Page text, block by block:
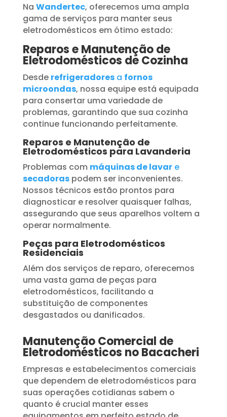
Na Wandertec, oferecemos uma ampla
gama de serviços para manter seus
eletrodomésticos em ótimo estado:
Reparos e Manutenção de
Eletrodomésticos de Cozinha
Desde refrigeradoresa fornos
microondas, nossa equipe está equipada
para consertar uma variedade de
problemas, garantindo que sua cozinha
continue funcionando perfeitamente.
Reparos e Manutenção de
Eletrodomésticos para Lavanderia
Problemas com máquinas de lavare
secadoraspodem ser inconvenientes.
Nossos técnicos estão prontos para
diagnosticar e resolver quaisquer falhas,
assegurando que seus aparelhos voltem a
operar normalmente.
Peças para Eletrodomésticos
Residenciais
Além dos serviços de reparo, oferecemos
uma vasta gama de peças para
eletrodomésticos, facilitando a
substituição de componentes
desgastados ou danificados.
Manutenção Comercial de
Eletrodomésticos no Bacacheri
Empresas e estabelecimentos comerciais
que dependem de eletrodomésticos para
suas operações cotidianas sabem o
quanto é crucial manter esses